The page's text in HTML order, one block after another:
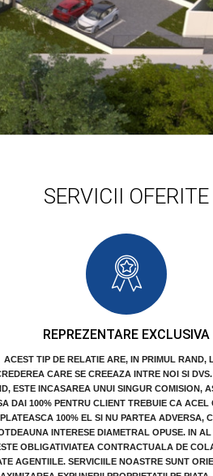
SERVICII OFERITE
REPREZENTARE EXCLUSIVA
ACEST TIP DE RELATIE ARE, IN PRIMUL RAND,
CARE SE CREEAZA INTRE NOI SI
ESTE INCASAREA UNUI SINGUR COMISION,
DAI 100% PENTRU CLIENT TREBUIE CA ACEL
PLATEASCA 100% EL SI NU PARTEA ADVERSA,
INTERESE DIAMETRAL OPUSE. IN
OBLIGATIVIATEA CONTRACTUALA DE
AGENTIILE. SERVICIILE NOASTRE SUNT